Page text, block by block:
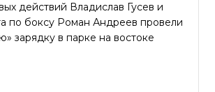
действий Владислав Гусев и
по боксу Роман Андреев провели
зарядку в парке на востоке